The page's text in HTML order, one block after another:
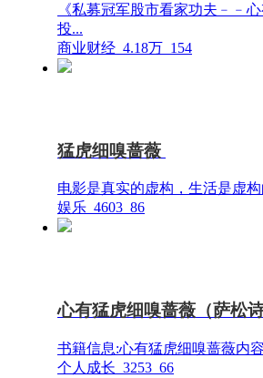
《私募冠军股市看家功夫﹣﹣
投...
商业财经 4.18万 154
猛虎细嗅蔷薇
电影是真实的虚构，生活是虚
娱乐 4603 86
心有猛虎细嗅蔷薇（萨松诗
书籍信息:心有猛虎细嗅蔷薇内
个人成长 3253 66